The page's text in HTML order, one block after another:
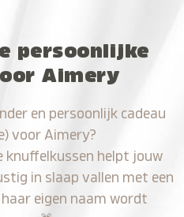
persoonlijke
Aimery
en persoonlijk cadeau
voor Aimery?
knuffelkussen helpt jouw
in slaap vallen met een
eigen naam wordt